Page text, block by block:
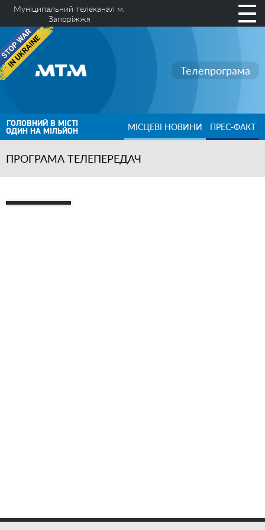
Муніципальний телеканал м.
Запоріжжя
Телепрограма
ГОЛОВНИЙ В МІСТІ
ОДИН НА МІЛЬЙОН МІСЦЕВІ НОВИНИ ПРЕС-ФАКТ
ПРОГРАМА ТЕЛЕПЕРЕДАЧ